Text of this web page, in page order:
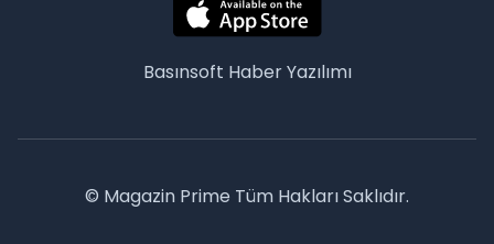
Basınsoft Haber Yazılımı
© Magazin Prime Tüm Hakları Saklıdır.